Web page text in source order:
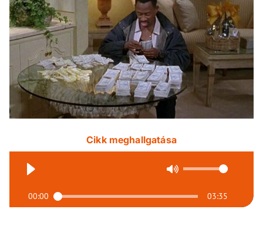
Cikk meghallgatása
00:00 03:35